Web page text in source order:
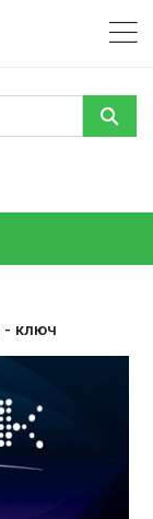
- ключ